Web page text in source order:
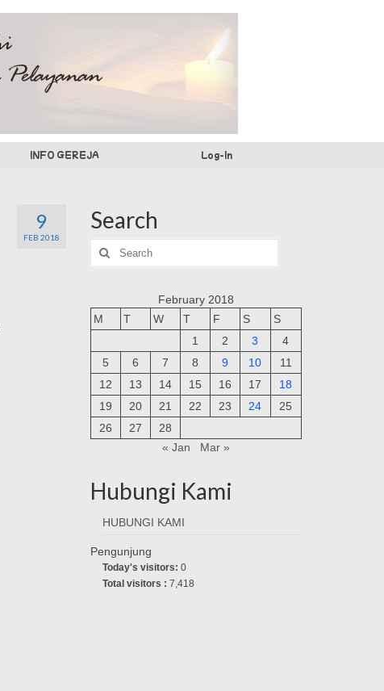
INFO GEREJA Log-In
9
FEB 2018
Search
Search
for:
February 2018
M
T W T F S
S
1
2 3
4
5
6 7 8 9 10
11
12
13 14 15 16 17
18
19
20 21 22 23 24
25
26
27
28
« Jan
Mar »
Hubungi Kami
HUBUNGI KAMI
Pengunjung
Today's visitors: 0
Total visitors : 7,418